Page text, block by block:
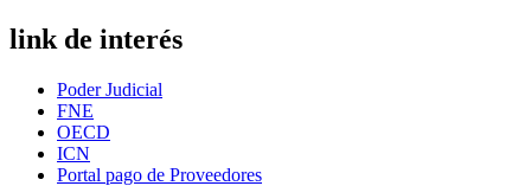
link de interés
Poder Judicial
FNE
OECD
ICN
Portal pago de Proveedores